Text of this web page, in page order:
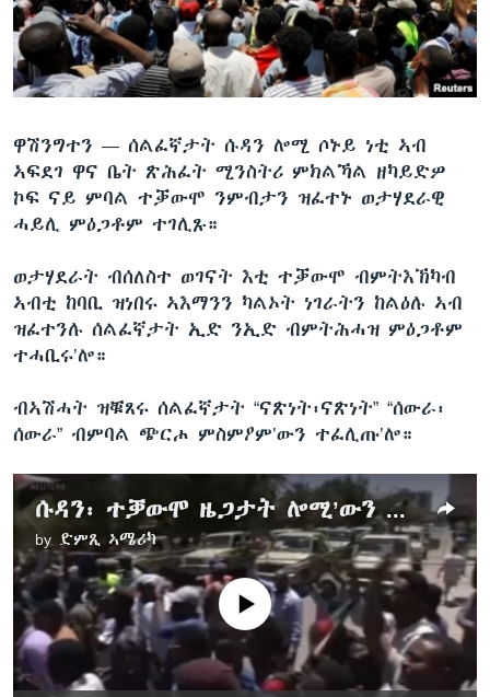
ቂሔ ጽልሚ
ቋንቋታት
ዋሽንግተን — ሰልፈኛታት ሱዳን ሎሚ ሶኑይ ነቲ ኣብ
ኣፍደገ ዋና ቤት ጽሕፈት ሚንስትሪ ምክልኻል ዘካይድዎ
ኮፍ ናይ ምባል ተቓውሞ ንምብታን ዝፈተኑ ወታሃደራዊ
ሓይሊ ምዕጋቶም ተገሊጹ።
ወታሃደራት ብሰለስተ ወገናት እቲ ተቓውሞ ብምትእኽካብ
ኣብቲ ከባቢ ዝነበሩ ኣእማንን ካልኦት ነገራትን ከልዕሉ ኣብ
ዝፈተንሉ ሰልፈኛታት ኢድ ንኢድ ብምትሕሓዝ ምዕጋቶም
ተሓቢሩ’ሎ።
ብኣሽሓት ዝቑጸሩ ሰልፈኛታት “ናጽነት፡ናጽነት” “ሰውራ፡
ሰውራ” ብምባል ጭርሖ ምስምዖም’ውን ተፈሊጡ’ሎ።
ሱዳን፡ ተቓውሞ ዜጋታት ሎሚ’ውን ቐጺሉ’ሎ
by ድምጺ ኣሜሪካ
No media source currently available